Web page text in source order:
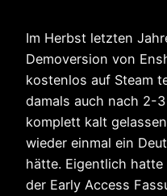
Im Herbst letzten
Demoversion von
kostenlos auf Steam
damals auch nach 2-
komplett kalt
wieder einmal ein
hätte. Eigentlich hatte
der Early Access